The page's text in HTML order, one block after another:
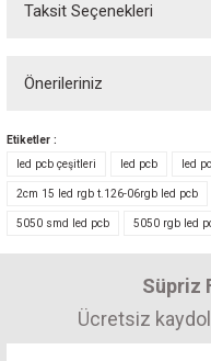
Taksit Seçenekleri
Önerileriniz
Bu ürünün fiyat bilgisi, resim,
yetersiz gördüğünüz noktaları
iletebilirsiniz.
Görüş ve önerileriniz için
Ürün resmi kalitesiz, bozuk
Ürün açıklamasında eksik
Ürün bilgilerinde hatalar
Ürün fiyatı diğer sitelerden
Etiketler :
led pcb çeşitleri
led pcb led
2cm 15 led rgb t.126-06rgb led pcb
5050 smd led pcb 5050 rgb led
Süpriz
Ücretsiz